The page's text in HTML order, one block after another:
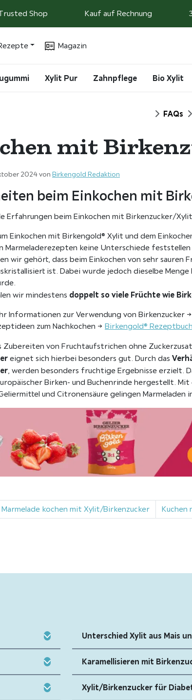
Shop Kauf auf Rechnung
Magazin
Xylit Pur Zahnpflege Bio Xylit
StartFAQs
mit
2024von Birkengold Redaktion
beim Einkochen mit
Erfahrungen beim Einkochen mit Birkenzucker/
Einkochen mit Birkengold® Xylit und dem
Marmeladerezepten keine Unterschiede feststellen
wir gehört, dass beim Einkochen von sehr sauren
ist. Dabei wurde jedoch dieselbe
wir mindestens doppelt so viele Früchte wie
Informationen zur Verwendung von Birkenzucker →
zum Nachkochen → Birkengold® Rezeptbuch
Zubereiten von Fruchtaufstrichen ohne
eignet sich hierbei besonders gut. Durch das
, werden besonders fruchtige Ergebnisse erzielt.
Birken- und Buchenrinde hergestellt. Mit
und Citronensäure gelingen Marmeladen
Marmelade kochen mit Xylit/Birkenzucker Kuchen
Unterschied Xylit aus Mais
Karamellisieren mit
Xylit/Birkenzucker für